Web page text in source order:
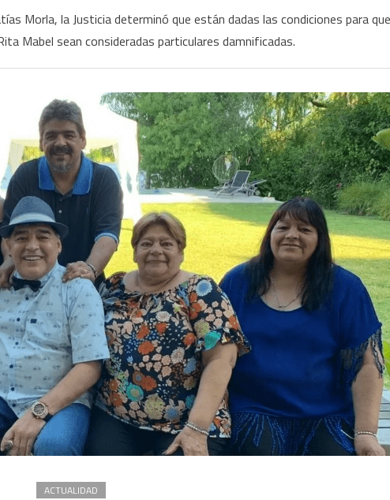
aceptaron
a
como
querellantes
en
la
causa
donde
se
investiga
su
muerte
Morla, la Justicia determinó que están dadas las condiciones para que
Mabel sean consideradas particulares damnificadas.
ACTUALIDAD